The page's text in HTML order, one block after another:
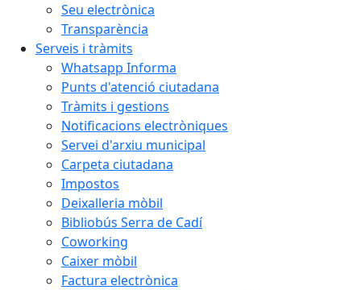
Seu electrònica
Transparència
Serveis i tràmits
Whatsapp Informa
Punts d'atenció ciutadana
Tràmits i gestions
Notificacions electròniques
Servei d'arxiu municipal
Carpeta ciutadana
Impostos
Deixalleria mòbil
Bibliobús Serra de Cadí
Coworking
Caixer mòbil
Factura electrònica